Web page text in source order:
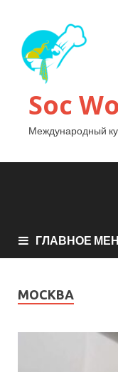
Soc
Международный
ГЛАВНОЕ
МОСКВА